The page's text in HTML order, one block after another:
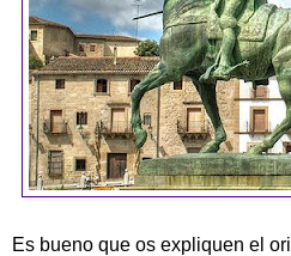
Es bueno que os expliquen el